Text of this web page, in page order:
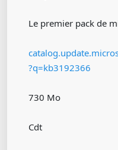
Le premier pack de
?q=kb3192366
730 Mo
Cdt